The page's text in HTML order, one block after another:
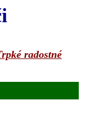
radostné